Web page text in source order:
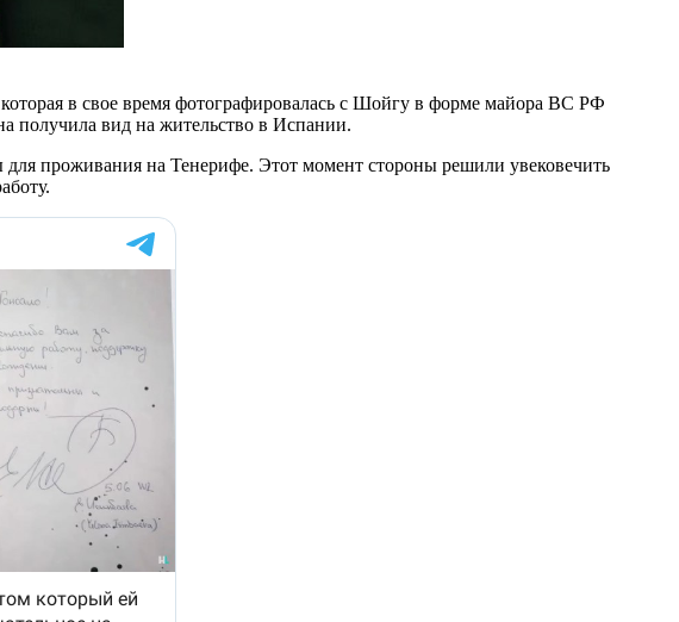
в свое время фотографировалась с Шойгу в форме майора ВС РФ
получила вид на жительство в Испании.
проживания на Тенерифе. Этот момент стороны решили увековечить